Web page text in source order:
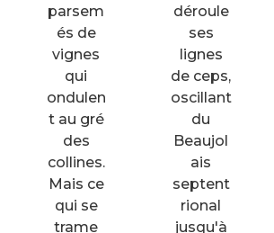
parsem
és de
vignes
qui
ondulen
t au gré
des
collines.
Mais ce
qui se
trame
déroule
ses
lignes
de ceps,
oscillant
du
Beaujol
ais
septent
rional
jusqu'à